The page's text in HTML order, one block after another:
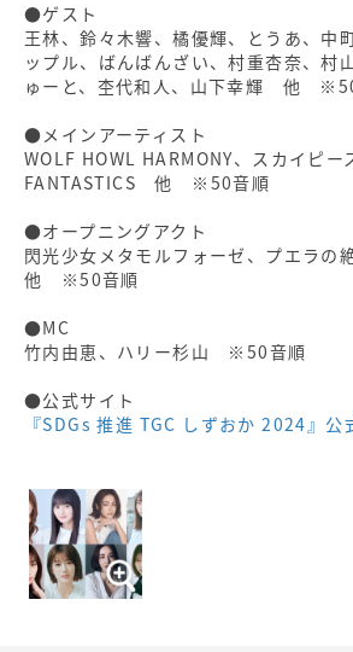
●ゲスト
王林、鈴々木響、橘優輝、とうあ、中
ップル、ばんばんざい、村重杏奈、村
ゅーと、杢代和人、山下幸輝 他
●メインアーティスト
WOLF HOWL HARMONY、スカイピー
FANTASTICS 他 ※50音順
●オープニングアクト
閃光少女メタモルフォーゼ、プエラの
他 ※50音順
●MC
竹内由恵、ハリー杉山 ※50音順
●公式サイト
『SDGs 推進 TGC しずおか 2024』公